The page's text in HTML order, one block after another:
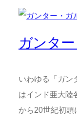
ガンタ
いわゆる「ガン
はインド亜大陸
から20世紀初頭